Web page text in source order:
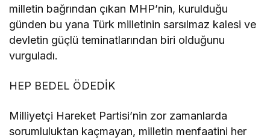
milletin bağrından çıkan MHP’nin, kurulduğu
günden bu yana Türk milletinin sarsılmaz kalesi ve
devletin güçlü teminatlarından biri olduğunu
vurguladı.
HEP BEDEL ÖDEDİK
Milliyetçi Hareket Partisi’nin zor zamanlarda
sorumluluktan kaçmayan, milletin menfaatini her